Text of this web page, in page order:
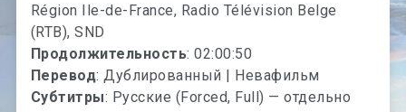
Région Ile-de-France, Radio Télévision Belge
(RTB), SND
Продолжительность: 02:00:50
Перевод: Дублированный | Невафильм
Субтитры: Русские (Forced, Full) — отдельно